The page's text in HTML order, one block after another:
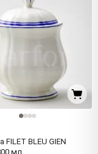
FILET BLEU GIEN
мл.